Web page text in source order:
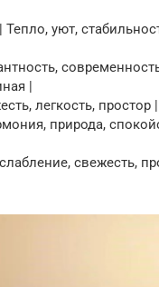
уют,
|
легкость, простор
природа,
свежесть,